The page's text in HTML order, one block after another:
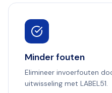
Minder fouten
Elimineer invoerfouten
uitwisseling met LABEL51.